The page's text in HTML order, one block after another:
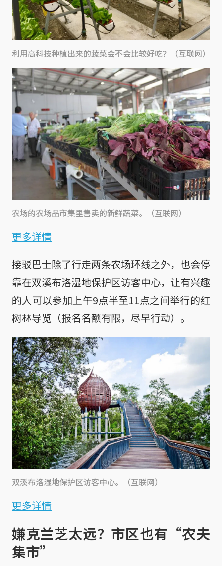
利用高科技种植出来的蔬菜会不会比较好吃？（互联网）
农场的农场品市集里售卖的新鲜蔬菜。（互联网）
更多详情
接驳巴士除了行走两条农场环线之外，也会停
靠在双溪布洛湿地保护区访客中心，让有兴趣
的人可以参加上午9点半至11点之间举行的红
树林导览（报名名额有限，尽早行动）。
双溪布洛湿地保护区访客中心。（互联网）
更多详情
嫌克兰芝太远？市区也有“农夫
集市”